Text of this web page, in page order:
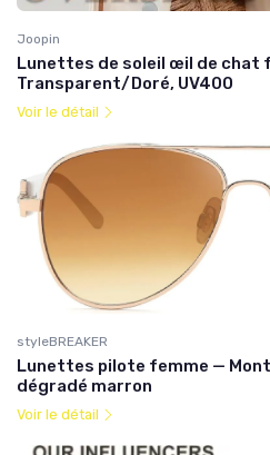
Joopin
Lunettes de soleil œil de chat
Transparent/Doré, UV400
Voir le détail
styleBREAKER
Lunettes pilote femme —
dégradé marron
Voir le détail